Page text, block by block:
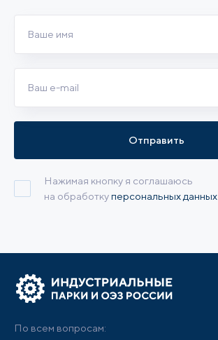
Нажимая кнопку я соглашаюсь
на обработкуперсональных данных
Отправить
По всем вопросам: